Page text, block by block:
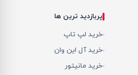
پربازدید ترین ها
خرید لپ تاپ
خرید آل این وان
خرید مانیتور